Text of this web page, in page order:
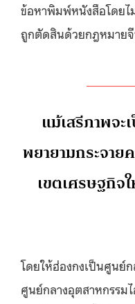
ข้อหาพิมพ์หนังสือโดย
ถูกตัดสินด้วยกฎหมาย
แม้เสรีภาพจ
พยายามกระจา
เขตเศรษฐกิจ
โดยให้ฮ่องกงเป็นศูนย์ก
ศูนย์กลางอุตสาหกรรม